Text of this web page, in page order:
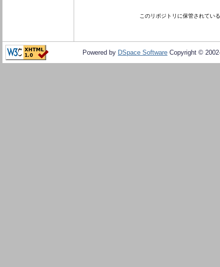
このリポジトリに保管されてい
Powered by DSpace Software Copyright ©